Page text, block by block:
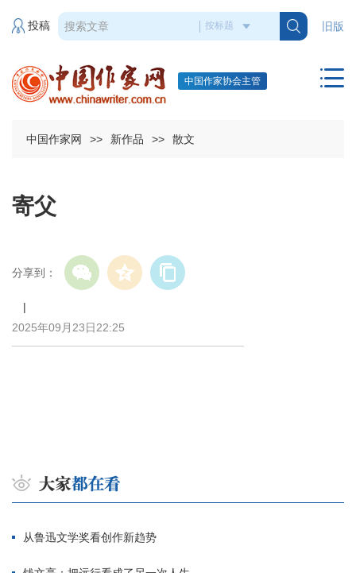
旧版
投稿
中国作家协会主管
中国作家网 >> 新作品 >> 散文
寄父
分享到：
|
2025年09月23日22:25
从鲁迅文学奖看创作新趋势